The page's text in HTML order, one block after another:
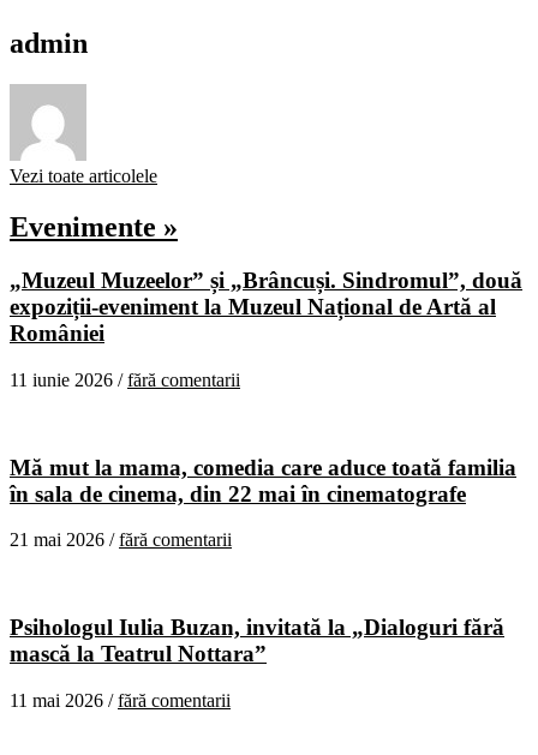
admin
Vezi toate articolele
Evenimente »
„Muzeul Muzeelor” și „Brâncuși. Sindromul”, două
expoziții-eveniment la Muzeul Național de Artă al
României
11 iunie 2026 /fără comentarii
Mă mut la mama, comedia care aduce toată familia
în sala de cinema, din 22 mai în cinematografe
21 mai 2026 /fără comentarii
Psihologul Iulia Buzan, invitată la „Dialoguri fără
mască la Teatrul Nottara”
11 mai 2026 /fără comentarii